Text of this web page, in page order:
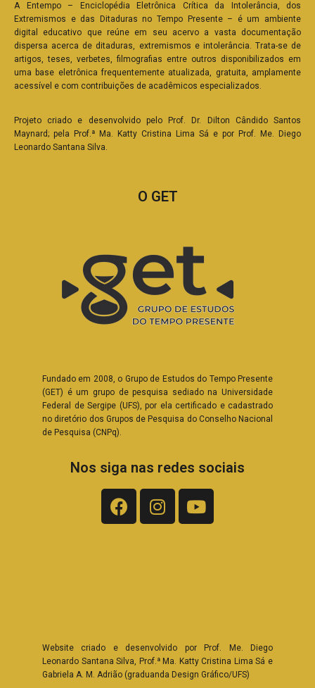
A Entempo – Enciclopédia Eletrônica Crítica da Intolerância, dos
Extremismos e das Ditaduras no Tempo Presente – é um ambiente
digital educativo que reúne em seu acervo a vasta documentação
dispersa acerca de ditaduras, extremismos e intolerância. Trata-se de
artigos, teses, verbetes, filmografias entre outros disponibilizados em
uma base eletrônica frequentemente atualizada, gratuita, amplamente
acessível e com contribuições de acadêmicos especializados.
Projeto criado e desenvolvido pelo Prof. Dr. Dilton Cândido Santos
Maynard; pela Prof.ª Ma. Katty Cristina Lima Sá e por Prof. Me. Diego
Leonardo Santana Silva.
O GET
Fundado em 2008, o Grupo de Estudos do Tempo Presente
(GET) é um grupo de pesquisa sediado na Universidade
Federal de Sergipe (UFS), por ela certificado e cadastrado
no diretório dos Grupos de Pesquisa do Conselho Nacional
de Pesquisa (CNPq).
Nos siga nas redes sociais
Website criado e desenvolvido por Prof. Me. Diego
Leonardo Santana Silva, Prof.ª Ma. Katty Cristina Lima Sá e
Gabriela A. M. Adrião (graduanda Design Gráfico/UFS)